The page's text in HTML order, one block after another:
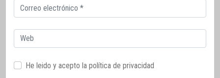
Correo
electrónico
Web
He leido y acepto la política de privacidad